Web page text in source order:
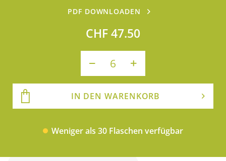
PDF DOWNLOADEN
CHF 47.50
IN DEN WARENKORB
Weniger als 30 Flaschen verfügbar